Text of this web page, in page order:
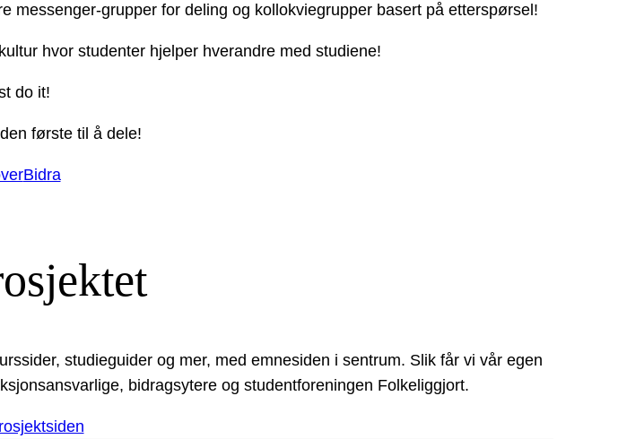
grupper for deling og kollokviegrupper basert på etterspørsel!
hvor studenter hjelper hverandre med studiene!
do it!
første til å dele!
Bidra
studieguider og mer, med emnesiden i sentrum. Slik får vi vår egen
bidragsytere og studentforeningen Folkeliggjort.